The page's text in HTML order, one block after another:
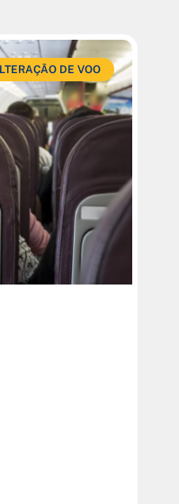
DE VOO